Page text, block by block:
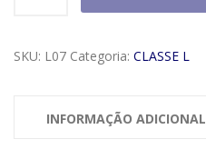
Modelo
SKU: L07 Categoria: CLASSE L
INFORMAÇÃO ADICIONAL